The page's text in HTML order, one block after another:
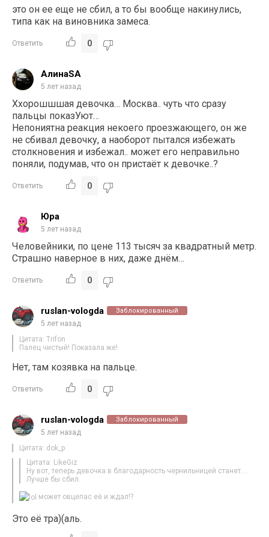
это он ее еще не сбил, а то бы вообще накинулись,
типа как на виновника замеса.
Ответить 0
АлинаSA
5 лет назад
Ххорошшшая девочка… Москва.. чуть что сразу
пальцы показУют…
Непониятна реакция некоего проезжающего, он же
не сбивал девочку, а наоборот пытался избежать
столкновения и избежал.. может его неправильно
поняли, подумав, что он пристаёт к девочке..?
Ответить 0
Юра
5 лет назад
Человейники, по цене 113 тысяч за квадратный метр.
Страшно наверное в них, даже днём…
Ответить 0
ruslan-vologda Заблокированный
5 лет назад
Цитата: Trifon
Палец чистый! Показала же!
Нет, там козявка на пальце.
Ответить 0
ruslan-vologda Заблокированный
5 лет назад
Цитата: dok_p
Цитата: LikeGiz
Ну вот, теперь девочка в благодарность чернильницей станет….
Лучше бы сбил.
может овцепас её и ждал!?
Это её тра)(аль.